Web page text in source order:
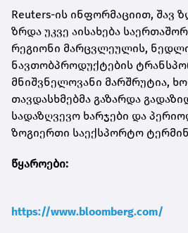
Reuters-ის ინფორმაციით, შავ
ზრდა უკვე აისახება
რეგიონი მარცვლეულის,
ნავთობპროდუქტების
მნიშვნელოვანი მარშრუტია,
თავდასხმებმა გაზარდა
სადაზღვევო ხარჯები და
ზოგიერთი საექსპორტო
წყაროები:
https://www.bloomberg.com/